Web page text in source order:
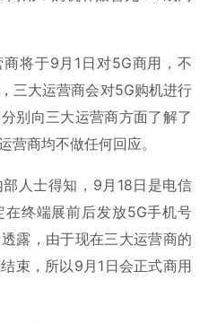
将于9月1日对5G商用，不
三大运营商会对5G购机进行
别向三大运营商方面了解了
营商均不做任何回应。
人士得知，9月18日是电信
终端展前后发放5G手机号
露，由于现在三大运营商的
束，所以9月1日会正式商用